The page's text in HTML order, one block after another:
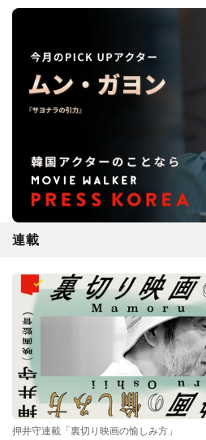
連載
押井守連載「裏切り映画の愉しみ方」